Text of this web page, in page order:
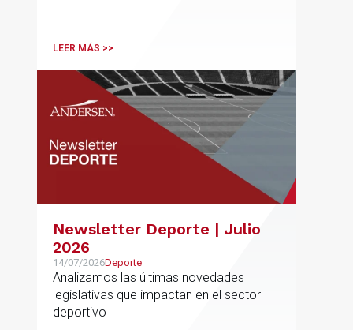
LEER MÁS >>
Newsletter Deporte | Julio
2026
14/07/2026Deporte
Analizamos las últimas novedades
legislativas que impactan en el sector
deportivo